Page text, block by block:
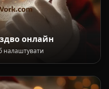
онлайн
налаштувати